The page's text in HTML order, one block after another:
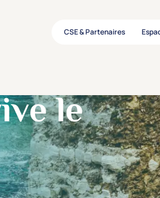
CSE & Partenaires
le